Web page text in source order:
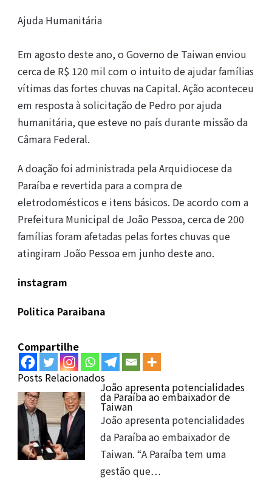
Ajuda Humanitária
Em agosto deste ano, o Governo de Taiwan enviou
cerca de R$ 120 mil com o intuito de ajudar famílias
vítimas das fortes chuvas na Capital. Ação aconteceu
em resposta à solicitação de Pedro por ajuda
humanitária, que esteve no país durante missão da
Câmara Federal.
A doação foi administrada pela Arquidiocese da
Paraíba e revertida para a compra de
eletrodomésticos e itens básicos. De acordo com a
Prefeitura Municipal de João Pessoa, cerca de 200
famílias foram afetadas pelas fortes chuvas que
atingiram João Pessoa em junho deste ano.
instagram
Politica Paraibana
Compartilhe
Posts Relacionados
João apresenta potencialidades
da Paraíba ao embaixador de
Taiwan
João apresenta potencialidades
da Paraíba ao embaixador de
Taiwan. “A Paraíba tem uma
gestão que…